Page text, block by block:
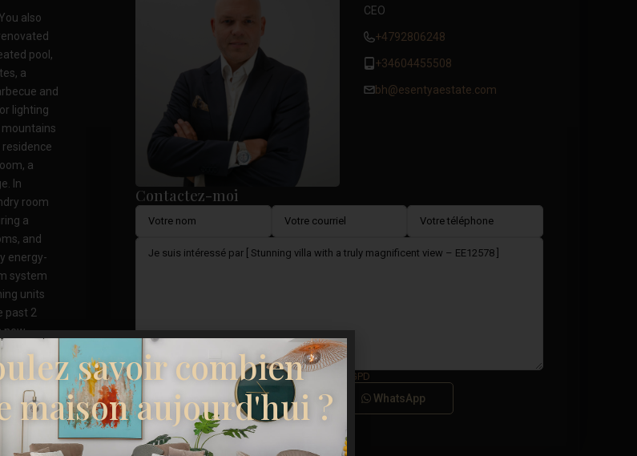
also
pool,
a
and
lighting
a
In
room
a
and
energy-
system
units
past 2
new
windows
a wide
desired.
the whole
IBI:
facilities
CEO
+4792806248
+34604455508
bh@esentyaestate.com
Contactez-moi
Je consens à la Conditions générales du RGPD
Appel WhatsApp
savoir combien
maison aujourd'hui ?